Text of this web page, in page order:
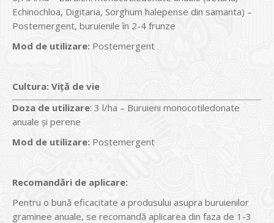
Echinochloa, Digitaria, Sorghum halepense din samanta) –
Postemergent, buruienile în 2-4 frunze
Mod de utilizare: Postemergent
Cultura: Viţă de vie
Doza de utilizare: 3 l/ha – Buruieni monocotiledonate
anuale și perene
Mod de utilizare: Postemergent
Recomandări de aplicare:
Pentru o bună eficacitate a produsului asupra buruienilor
graminee anuale, se recomandă aplicarea din faza de 1-3